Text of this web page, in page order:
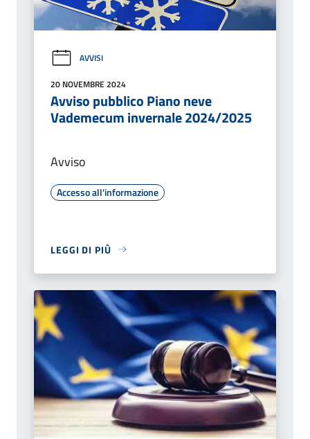
AVVISI
20 NOVEMBRE 2024
Avviso pubblico Piano neve
Vademecum invernale 2024/2025
Avviso
Accesso all'informazione
LEGGI DI PIÙ